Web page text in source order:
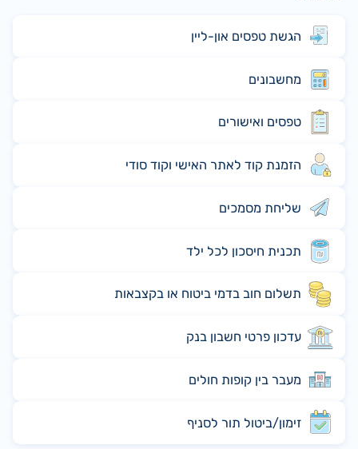
הגשת טפסים און-ליין
מחשבונים
טפסים ואישורים
הזמנת קוד לאתר האישי וקוד סודי
שליחת מסמכים
תכנית חיסכון לכל ילד
תשלום חוב בדמי ביטוח או בקצבאות
עדכון פרטי חשבון בנק
מעבר בין קופות חולים
זימון/ביטול תור לסניף